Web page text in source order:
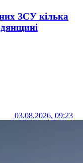
ЗСУ кілька
03.08.2026, 09:23